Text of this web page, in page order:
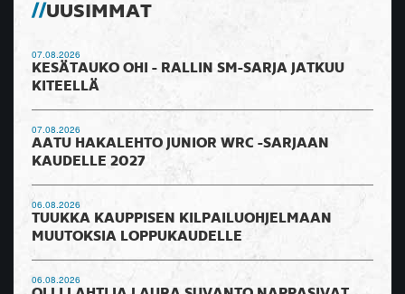
UUSIMMAT
07.08.2026
KESÄTAUKO OHI - RALLIN SM-SARJA JATKUU
KITEELLÄ
07.08.2026
AATU HAKALEHTO JUNIOR WRC -SARJAAN
KAUDELLE 2027
06.08.2026
TUUKKA KAUPPISEN KILPAILUOHJELMAAN
MUUTOKSIA LOPPUKAUDELLE
06.08.2026